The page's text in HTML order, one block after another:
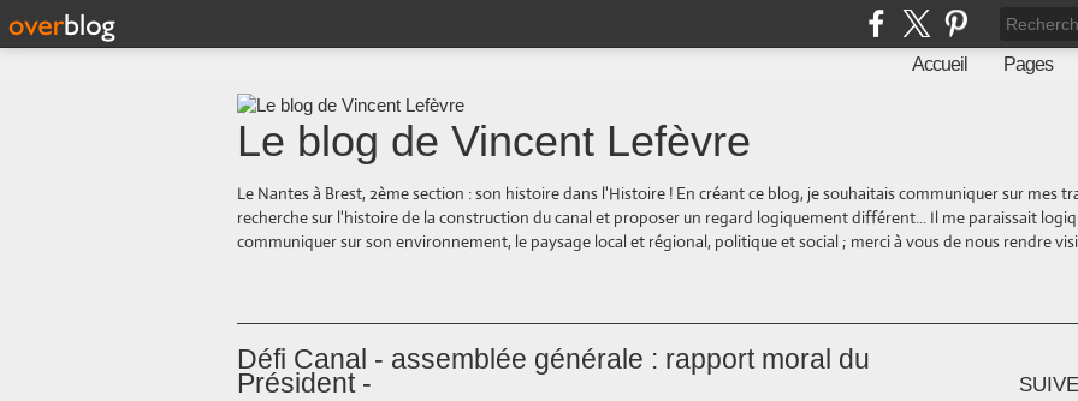
Accueil Pages
Le blog de Vincent Lefèvre
Le Nantes à Brest, 2ème section : son histoire dans l'Histoire ! En créant ce blog, je souhaitais communiquer sur mes
recherche sur l'histoire de la construction du canal et proposer un regard logiquement différent... Il me paraissait
communiquer sur son environnement, le paysage local et régional, politique et social ; merci à vous de nous rendre
Défi Canal - assemblée générale : rapport moral du
Président -